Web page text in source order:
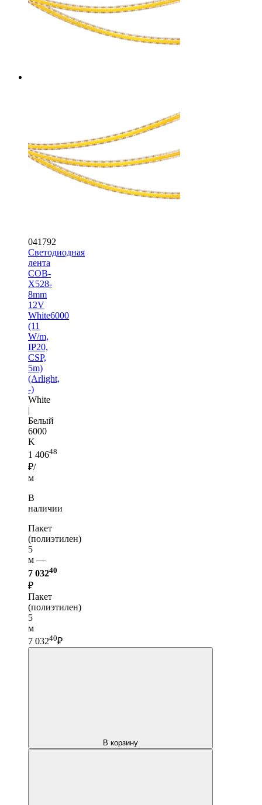
041792
Светодиодная
лента
COB-
X528-
8mm
12V
White6000
(11
W/m,
IP20,
CSP,
5m)
(Arlight,
-)
White
|
Белый
6000
K
1 40648
₽/
м
В
наличии
Пакет
(полиэтилен)
5
м —
7 03240
₽
Пакет
(полиэтилен)
5
м
7 03240₽
В корзину